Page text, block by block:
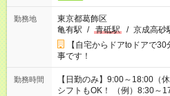
勤務地
東京都葛飾区
亀有駅 / 青砥駅 / 京成高砂
【自宅からドアtoドアで
事です！
勤務時間
【日勤のみ】9:00～18:00（休憩60分） ■ご希望
シフトもOK！ （例）